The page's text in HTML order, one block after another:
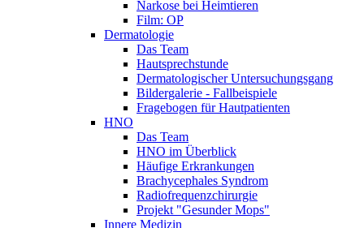
Narkose bei Heimtieren
Film: OP
Dermatologie
Das Team
Hautsprechstunde
Dermatologischer Untersuchungsgang
Bildergalerie - Fallbeispiele
Fragebogen für Hautpatienten
HNO
Das Team
HNO im Überblick
Häufige Erkrankungen
Brachycephales Syndrom
Radiofrequenzchirurgie
Projekt "Gesunder Mops"
Innere Medizin